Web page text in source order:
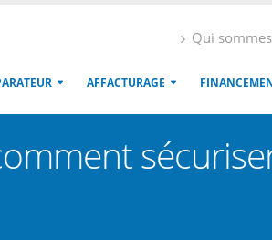
Qui
AFFACTURAGE